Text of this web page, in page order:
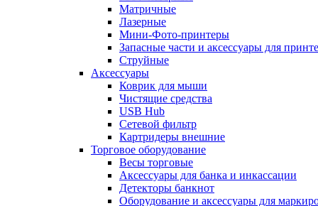
Матричные
Лазерные
Мини-Фото-принтеры
Запасные части и аксессуары для
Струйные
Аксессуары
Коврик для мыши
Чистящие средства
USB Hub
Сетевой фильтр
Картридеры внешние
Торговое оборудование
Весы торговые
Аксессуары для банка и инкассации
Детекторы банкнот
Оборудование и аксессуары для